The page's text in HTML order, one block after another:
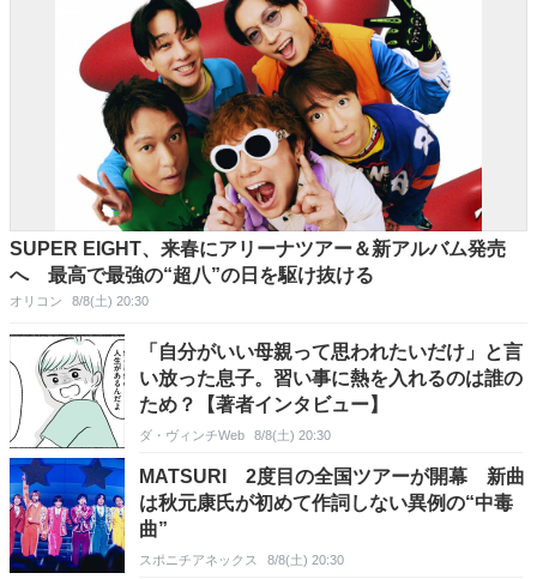
SUPER EIGHT、来春にアリーナツアー＆新アルバム発売
へ 最高で最強の“超八”の日を駆け抜ける
オリコン 8/8(土) 20:30
「自分がいい母親って思われたいだけ」と言
い放った息子。習い事に熱を入れるのは誰の
ため？【著者インタビュー】
ダ・ヴィンチWeb 8/8(土) 20:30
MATSURI 2度目の全国ツアーが開幕 新曲
は秋元康氏が初めて作詞しない異例の“中毒
曲”
スポニチアネックス 8/8(土) 20:30